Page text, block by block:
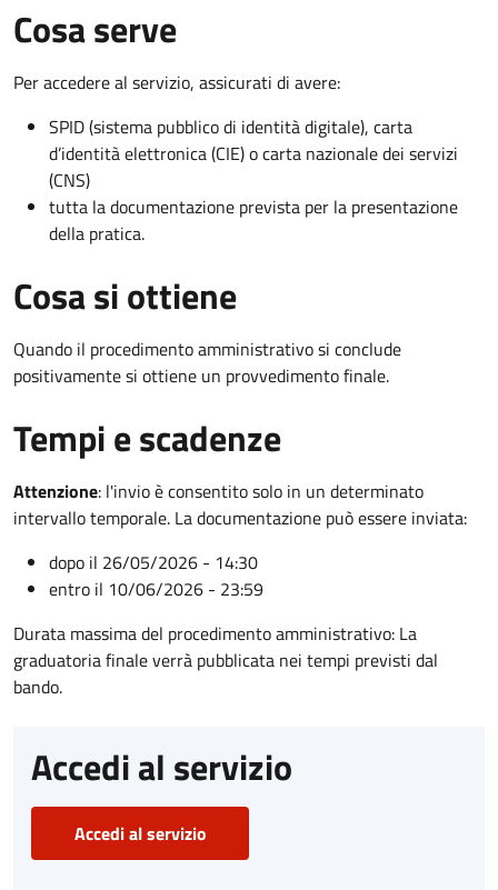
Cosa serve
Per accedere al servizio, assicurati di avere:
SPID (sistema pubblico di identità digitale), carta
d’identità elettronica (CIE) o carta nazionale dei servizi
(CNS)
tutta la documentazione prevista per la presentazione
della pratica.
Cosa si ottiene
Quando il procedimento amministrativo si conclude
positivamente si ottiene un provvedimento finale.
Tempi e scadenze
Attenzione: l'invio è consentito solo in un determinato
intervallo temporale. La documentazione può essere inviata:
dopo il 26/05/2026 - 14:30
entro il 10/06/2026 - 23:59
Durata massima del procedimento amministrativo: La
graduatoria finale verrà pubblicata nei tempi previsti dal
bando.
Accedi al servizio
Accedi al servizio